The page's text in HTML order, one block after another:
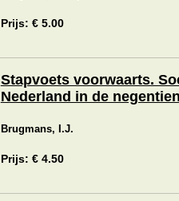
Prijs: € 5.00
Stapvoets voorwaarts.
Nederland in de
Brugmans, I.J.
Prijs: € 4.50